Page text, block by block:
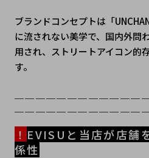
ブランドコンセプトは「
に流されない美学で、国内外問
用され、ストリートアイコン的
す。
！ EVISUと当店が店舗
係性